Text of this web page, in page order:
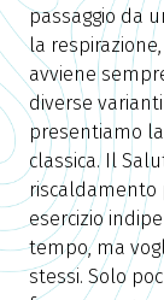
passaggio da
la
avviene
diverse
presentiamo
classica. Il
riscaldamento
esercizio
tempo, ma
stessi. Solo